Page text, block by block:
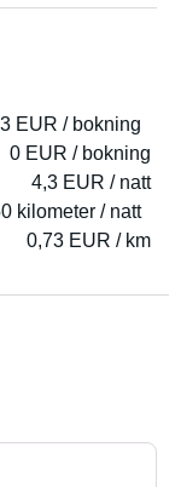
EUR / bokning
0 EUR / bokning
4,3 EUR / natt
kilometer / natt
0,73 EUR / km